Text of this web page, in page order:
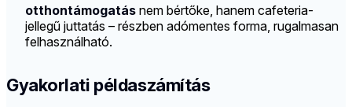
otthontámogatás nem bértőke, hanem cafeteria-
jellegű juttatás – részben adómentes forma, rugalmasan
felhasználható.
Gyakorlati példaszámítás